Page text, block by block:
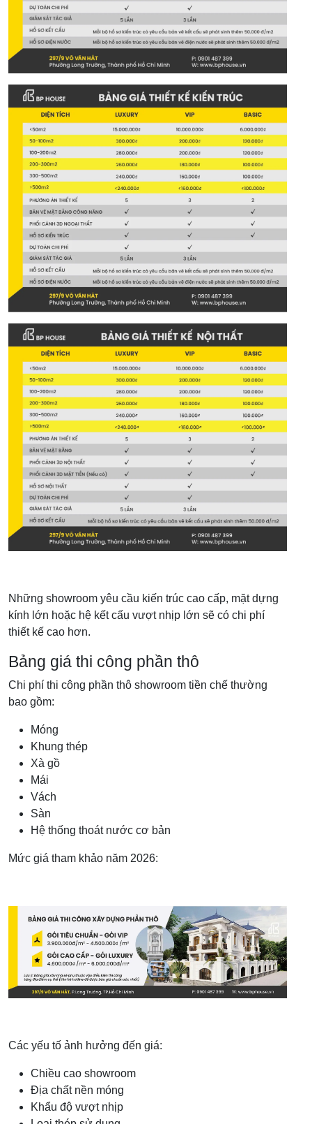
Những showroom yêu cầu kiến trúc cao cấp, mặt dựng
kính lớn hoặc hệ kết cấu vượt nhịp lớn sẽ có chi phí
thiết kế cao hơn.
Bảng giá thi công phần thô
Chi phí thi công phần thô showroom tiền chế thường
bao gồm:
Móng
Khung thép
Xà gồ
Mái
Vách
Sàn
Hệ thống thoát nước cơ bản
Mức giá tham khảo năm 2026:
Các yếu tố ảnh hưởng đến giá:
Chiều cao showroom
Địa chất nền móng
Khẩu độ vượt nhịp